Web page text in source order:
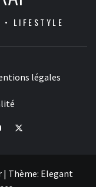
• LIFESTYLE
légales
X
| Thème: Elegant